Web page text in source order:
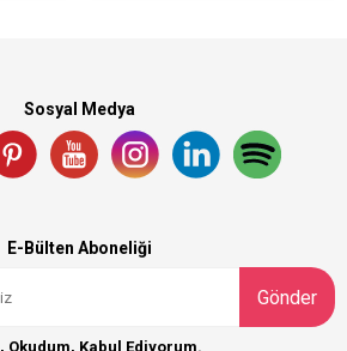
Sosyal Medya
E-Bülten Aboneliği
Gönder
, Okudum, Kabul Ediyorum.